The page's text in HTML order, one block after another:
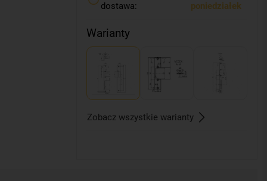
dostawa:
poniedziałek
Warianty
Zobacz wszystkie warianty